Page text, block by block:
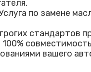
по замене
стандартов
вашего